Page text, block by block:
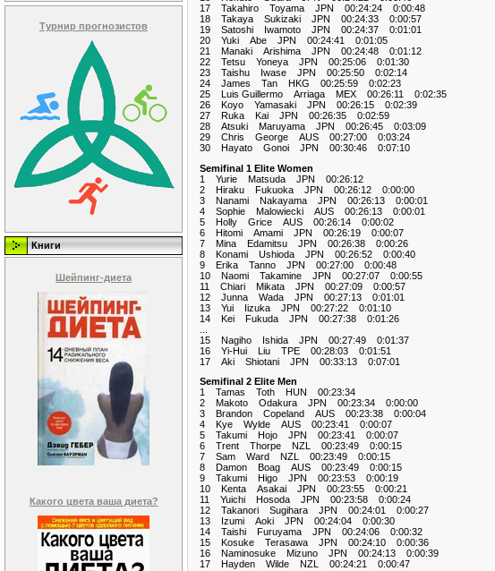
Турнир прогнозистов
Книги
Шейпинг-диета
Какого цвета ваша диета?
17 Takahiro Toyama JPN 00:24:24 0:00:48
18 Takaya Sukizaki JPN 00:24:33 0:00:57
19 Satoshi Iwamoto JPN 00:24:37 0:01:01
20 Yuki Abe JPN 00:24:41 0:01:05
21 Manaki Arishima JPN 00:24:48 0:01:12
22 Tetsu Yoneya JPN 00:25:06 0:01:30
23 Taishu Iwase JPN 00:25:50 0:02:14
24 James Tan HKG 00:25:59 0:02:23
25 Luis Guillermo Arriaga MEX 00:26:11 0:02:35
26 Koyo Yamasaki JPN 00:26:15 0:02:39
27 Ruka Kai JPN 00:26:35 0:02:59
28 Atsuki Maruyama JPN 00:26:45 0:03:09
29 Chris George AUS 00:27:00 0:03:24
30 Hayato Gonoi JPN 00:30:46 0:07:10
Semifinal 1 Elite Women
1 Yurie Matsuda JPN 00:26:12
2 Hiraku Fukuoka JPN 00:26:12 0:00:00
3 Nanami Nakayama JPN 00:26:13 0:00:01
4 Sophie Malowiecki AUS 00:26:13 0:00:01
5 Holly Grice AUS 00:26:14 0:00:02
6 Hitomi Amami JPN 00:26:19 0:00:07
7 Mina Edamitsu JPN 00:26:38 0:00:26
8 Konami Ushioda JPN 00:26:52 0:00:40
9 Erika Tanno JPN 00:27:00 0:00:48
10 Naomi Takamine JPN 00:27:07 0:00:55
11 Chiari Mikata JPN 00:27:09 0:00:57
12 Junna Wada JPN 00:27:13 0:01:01
13 Yui Iizuka JPN 00:27:22 0:01:10
14 Kei Fukuda JPN 00:27:38 0:01:26
15 Nagiho Ishida JPN 00:27:49 0:01:37
16 Yi-Hui Liu TPE 00:28:03 0:01:51
17 Aki Shiotani JPN 00:33:13 0:07:01
Semifinal 2 Elite Men
1 Tamas Toth HUN 00:23:34
2 Makoto Odakura JPN 00:23:34 0:00:00
3 Brandon Copeland AUS 00:23:38 0:00:04
4 Kye Wylde AUS 00:23:41 0:00:07
5 Takumi Hojo JPN 00:23:41 0:00:07
6 Trent Thorpe NZL 00:23:49 0:00:15
7 Sam Ward NZL 00:23:49 0:00:15
8 Damon Boag AUS 00:23:49 0:00:15
9 Takumi Higo JPN 00:23:53 0:00:19
10 Kenta Asakai JPN 00:23:55 0:00:21
11 Yuichi Hosoda JPN 00:23:58 0:00:24
12 Takanori Sugihara JPN 00:24:01 0:00:27
13 Izumi Aoki JPN 00:24:04 0:00:30
14 Taishi Furuyama JPN 00:24:06 0:00:32
15 Kosuke Terasawa JPN 00:24:10 0:00:36
16 Naminosuke Mizuno JPN 00:24:13 0:00:39
17 Hayden Wilde NZL 00:24:21 0:00:47